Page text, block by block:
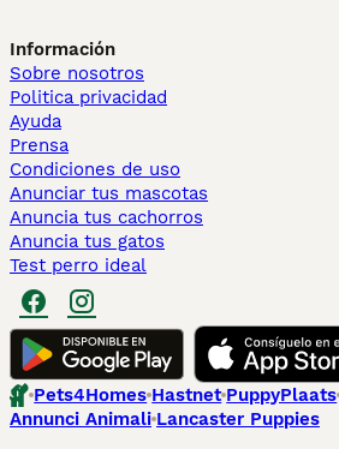
Información
Sobre nosotros
Politica privacidad
Ayuda
Prensa
Condiciones de uso
Anunciar tus mascotas
Anuncia tus cachorros
Anuncia tus gatos
Test perro ideal
Pets4Homes Hastnet PuppyPlaats
Annunci Animali Lancaster Puppies